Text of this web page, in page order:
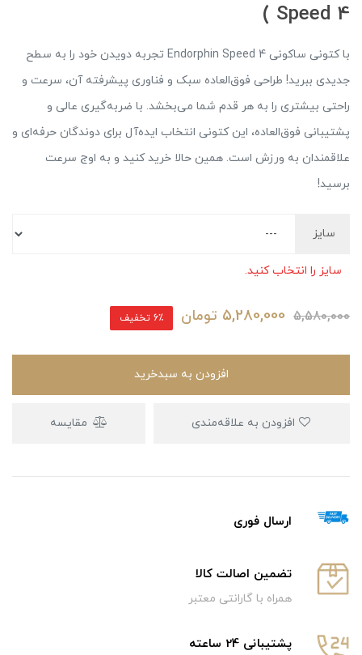
Speed 4 )
با کتونی ساکونی Endorphin Speed 4 تجربه دویدن خود را به سطح
جدیدی ببرید! طراحی فوق‌العاده سبک و فناوری پیشرفته آن، سرعت و
راحتی بیشتری را به هر قدم شما می‌بخشد. با ضربه‌گیری عالی و
پشتیبانی فوق‌العاده، این کتونی انتخاب ایده‌آل برای دوندگان حرفه‌ای و
علاقمندان به ورزش است. همین حالا خرید کنید و به اوج سرعت
برسید!
سایز
سایز را انتخاب کنید.
5,580,000
5,280,000 تومان 6٪ تخفیف
افزودن به سبدخرید
مقایسه
ارسال فوری
تضمین اصالت کالا
همراه با گارانتی معتبر
پشتیبانی 24 ساعته